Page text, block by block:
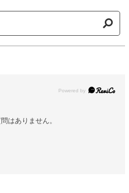
Powered by
はありません。